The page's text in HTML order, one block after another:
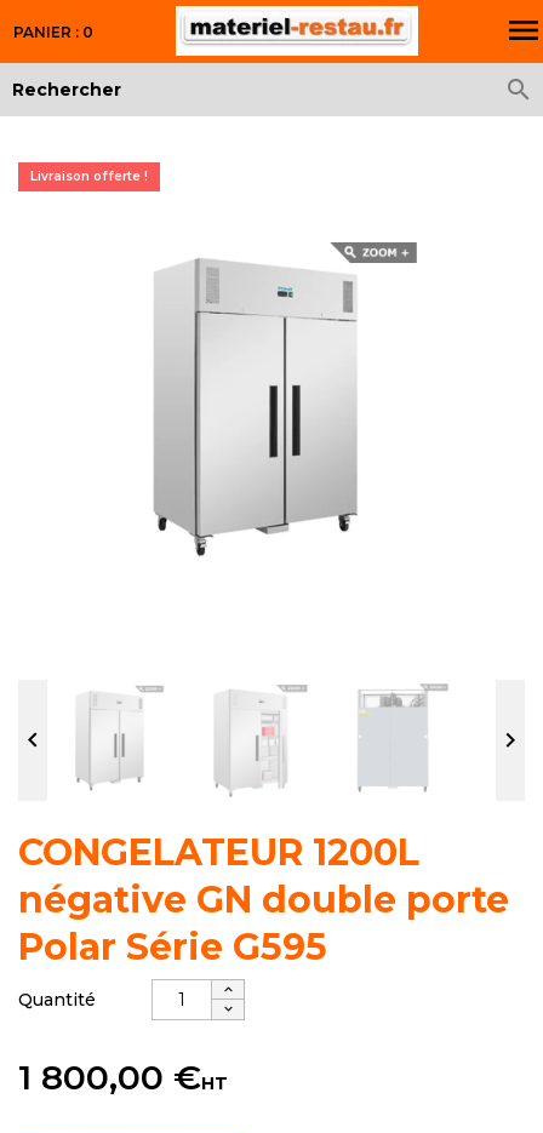

PANIER : 0

Livraison offerte !
Livraison offerte !
 
CONGELATEUR 1200L
négative GN double porte
Polar Série G595
Quantité
1 800,00 €HT